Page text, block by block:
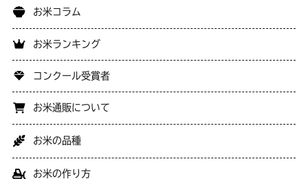
お米コラム
お米ランキング
コンクール受賞者
お米通販について
お米の品種
お米の作り方